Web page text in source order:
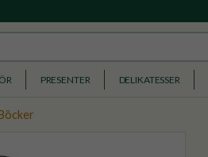
PRESENTER DELIKATESSER